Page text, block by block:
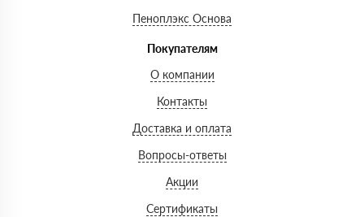
Пеноплэкс Основа
Покупателям
О компании
Контакты
Доставка и оплата
Вопросы-ответы
Акции
Сертификаты